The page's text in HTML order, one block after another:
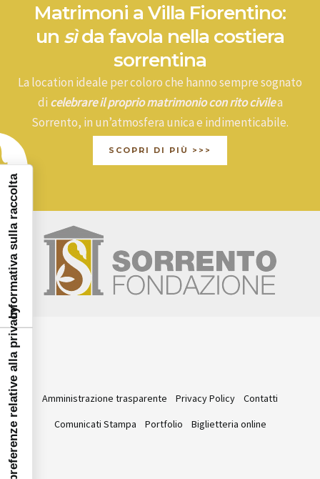
Matrimoni a Villa Fiorentino:
un sìda favola nella costiera
sorrentina
La location ideale per coloro che hanno sempre sognato
di celebrare il proprio matrimonio con rito civilea
Sorrento, in un’atmosfera unica e indimenticabile.
SCOPRI DI PIÙ >>>
Amministrazione trasparente Privacy Policy
Contatti
Comunicati Stampa
Portfolio Biglietteria online
Le tue preferenze relative alla privacy
Informativa sulla raccolta